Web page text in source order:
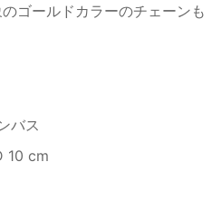
ゴールドカラーのチェーンも
バス
10 cm